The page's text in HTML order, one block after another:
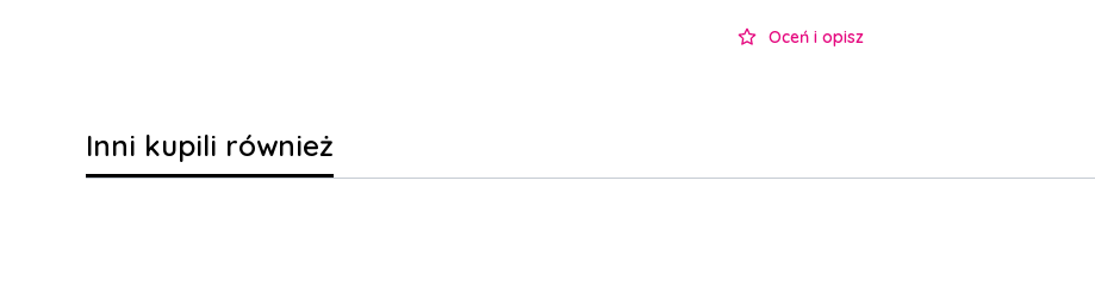
Oceń i opisz
Inni kupili również